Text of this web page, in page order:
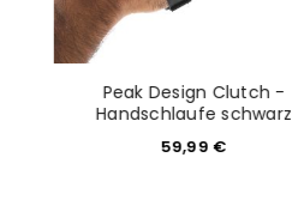
Peak Design Clutch -
Handschlaufe schwarz
59,99€